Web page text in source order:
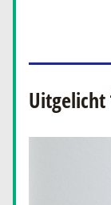
Uitgelicht